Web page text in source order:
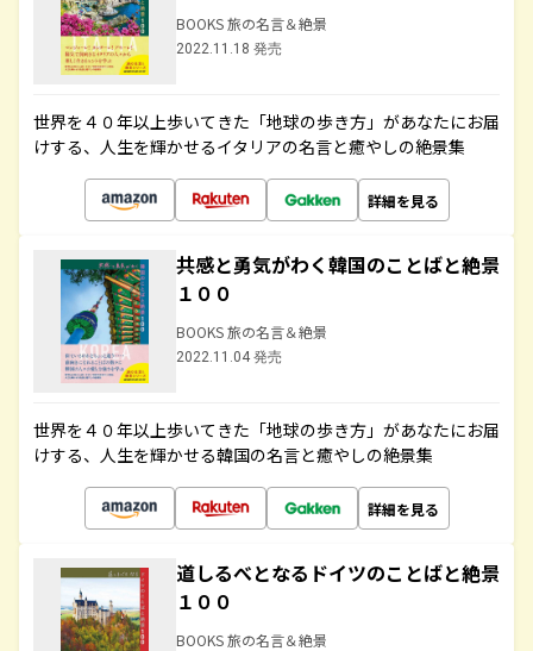
BOOKS 旅の名言＆絶景
2022.11.18 発売
世界を４０年以上歩いてきた「地球の歩き方」があなたにお届
けする、人生を輝かせるイタリアの名言と癒やしの絶景集
詳細を見る
共感と勇気がわく韓国のことばと絶景
１００
BOOKS 旅の名言＆絶景
2022.11.04 発売
世界を４０年以上歩いてきた「地球の歩き方」があなたにお届
けする、人生を輝かせる韓国の名言と癒やしの絶景集
詳細を見る
道しるべとなるドイツのことばと絶景
１００
BOOKS 旅の名言＆絶景